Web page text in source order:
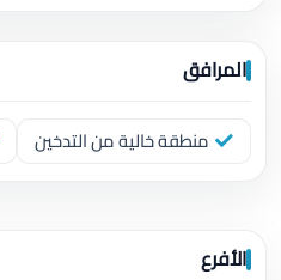
المرافق
منطقة خالية من التدخين
الأفرع